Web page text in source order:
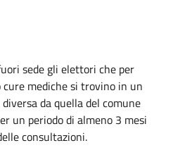
sede gli elettori che per
mediche si trovino in un
da quella del comune
un periodo di almeno 3 mesi
consultazioni.